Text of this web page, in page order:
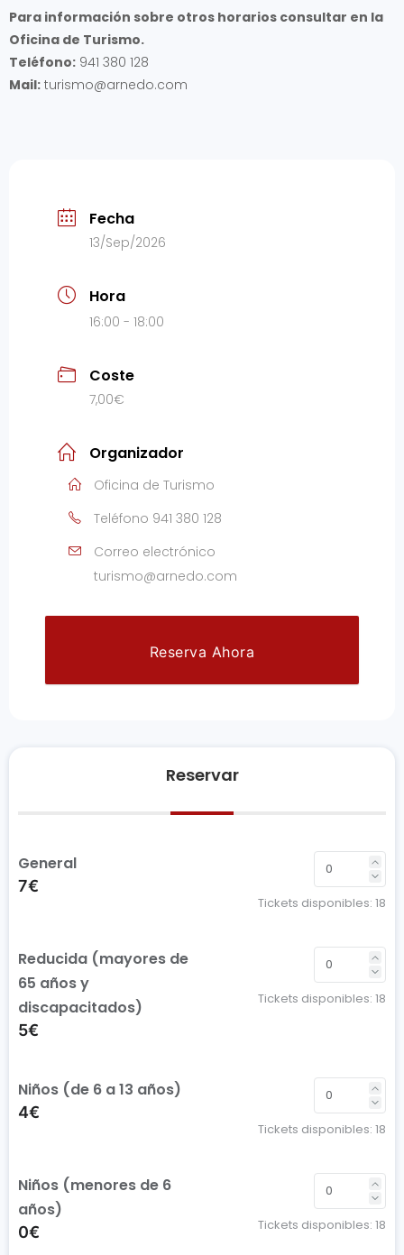
Para información sobre otros horarios consultar en la
Oficina de Turismo.
Teléfono: 941 380 128
Mail: turismo@arnedo.com
Fecha
13/Sep/2026
Hora
16:00 - 18:00
Coste
7,00€
Organizador
Oficina de Turismo
Teléfono 941 380 128
Correo electrónico
turismo@arnedo.com
Reserva Ahora
Reservar
General
7€
Tickets disponibles: 18
Reducida (mayores de
65 años y
discapacitados)
5€
Tickets disponibles: 18
Niños (de 6 a 13 años)
4€
Tickets disponibles: 18
Niños (menores de 6
años)
0€ Tickets disponibles: 18